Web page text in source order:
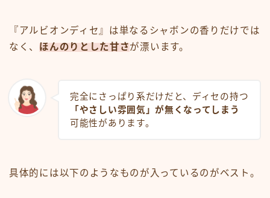
『アルビオンディセ』は単なるシャボンの香りだけでは
なく、 ほんのりとした甘さが漂います。
完全にさっぱり系だけだと、ディセの持つ
「やさしい雰囲気」が無くなってしまう
可能性があります。
具体的には以下のようなものが入っているのがベスト。